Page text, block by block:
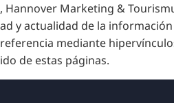
Marketing &
y actualidad de la
mediante
de estas páginas.